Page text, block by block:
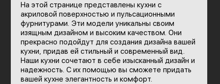
На этой странице представлены кухни с
акриловой поверхностью и пульсационными
фурнитурами. Эти модели уникальны своим
изящным дизайном и высоким качеством. Они
прекрасно подойдут для создания дизайна вашей
кухни, придав ей стильный и современный вид.
Наши кухни сочетают в себе изысканный дизайн и
надежность. С их помощью вы сможете придать
вашей кухне элегантность и комфорт.